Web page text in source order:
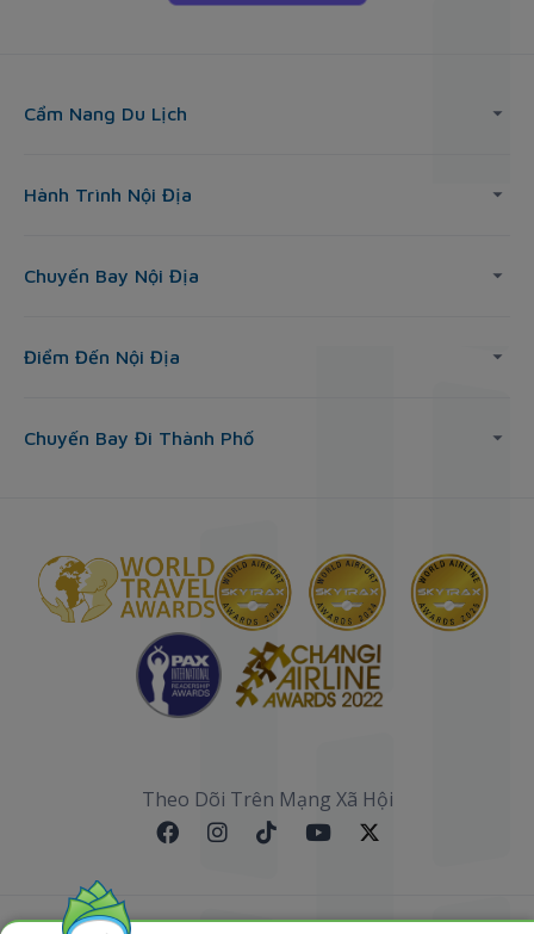
Cẩm Nang Du Lịch
Hành Trình Nội Địa
Chuyến Bay Nội Địa
Điểm Đến Nội Địa
Chuyến Bay Đi Thành Phố
Theo Dõi Trên Mạng Xã Hội